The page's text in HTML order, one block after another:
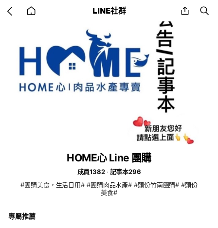
back LINE社群 share
HOME心 Line 團購
成員1382
記事本296
#團購美食，生活日用# #團購肉品水產# #頭份竹南團購# #頭份
美食#
專屬推薦